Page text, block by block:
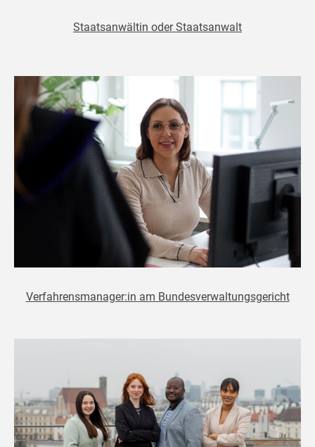
Staatsanwältin oder Staatsanwalt
Verfahrensmanager:in am Bundesverwaltungsgericht